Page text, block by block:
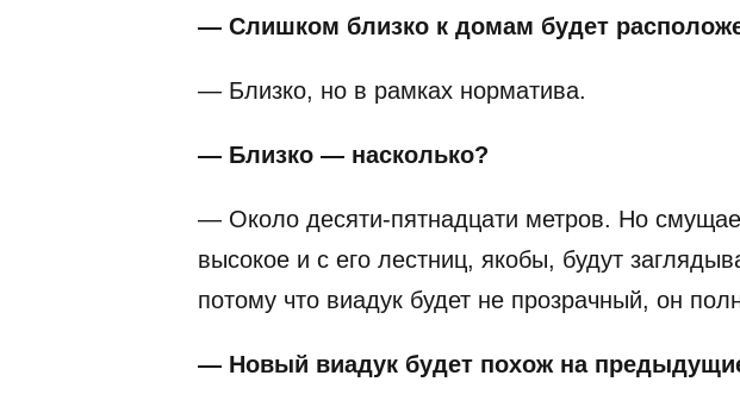
— Слишком близко к домам будет
— Близко, но в рамках норматива.
— Близко — насколько?
— Около десяти-пятнадцати метров. Но
высокое и с его лестниц, якобы, будут
потому что виадук будет не прозрачный, он
— Новый виадук будет похож на